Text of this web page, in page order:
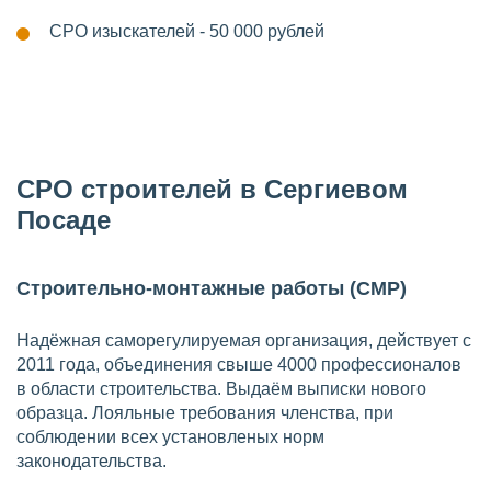
СРО изыскателей - 50 000 рублей
СРО строителей в Сергиевом
Посаде
Строительно-монтажные работы (СМР)
Надёжная саморегулируемая организация, действует с
2011 года, объединения свыше 4000 профессионалов
в области строительства. Выдаём выписки нового
образца. Лояльные требования членства, при
соблюдении всех установленых норм
законодательства.